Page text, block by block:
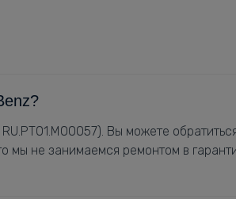
Вы можете
мы не занимаемся ремонтом в